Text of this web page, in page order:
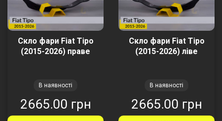
Скло фари Fiat Tipo
(2015-2026) праве
В наявності
2665.00 грн
Скло фари Fiat Tipo
(2015-2026) ліве
В наявності
2665.00 грн